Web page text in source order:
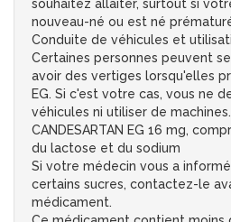
souhaitez allaiter, surtout si
nouveau-né ou est né
Conduite de véhicules et
Certaines personnes peuvent
avoir des vertiges lorsqu'elles
EG. Si c'est votre cas, vous ne
véhicules ni utiliser de machines.
CANDESARTAN EG 16 mg,
du lactose et du sodium
Si votre médecin vous a
certains sucres, contactez-le
médicament.